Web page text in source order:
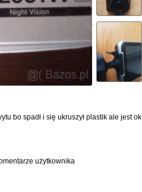
bo spadł i się ukruszył plastik ale jest ok
użytkownika